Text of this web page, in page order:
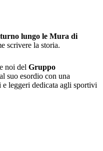
lungo le Mura di
scrivere la storia.
noi del Gruppo
suo esordio con una
e leggeri dedicata agli sportivi